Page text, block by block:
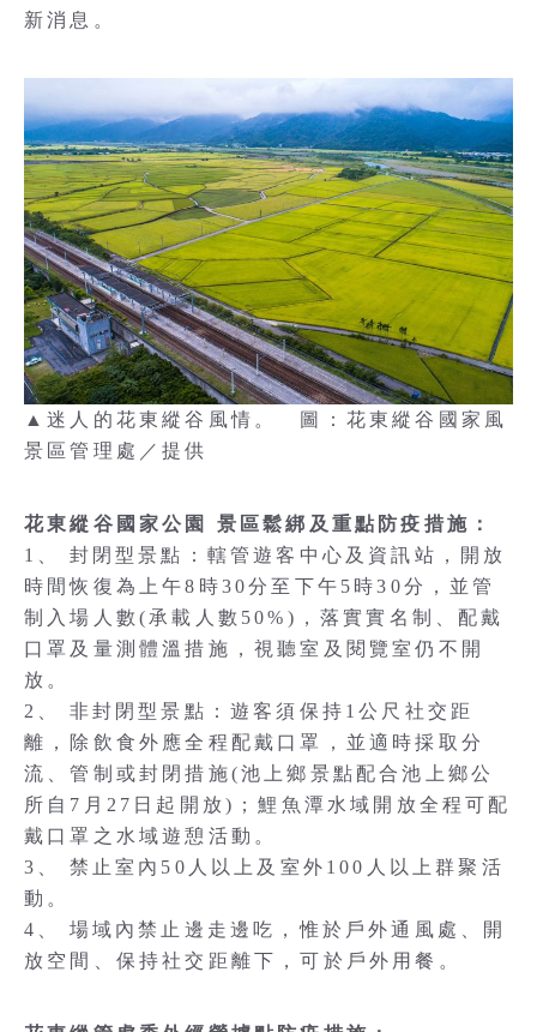
新消息。
▲迷人的花東縱谷風情。 圖：花東縱谷國家風
景區管理處／提供
花東縱谷國家公園 景區鬆綁及重點防疫措施：
1、 封閉型景點：轄管遊客中心及資訊站，開放
時間恢復為上午8時30分至下午5時30分，並管
制入場人數(承載人數50%)，落實實名制、配戴
口罩及量測體溫措施，視聽室及閱覽室仍不開
放。
2、 非封閉型景點：遊客須保持1公尺社交距
離，除飲食外應全程配戴口罩，並適時採取分
流、管制或封閉措施(池上鄉景點配合池上鄉公
所自7月27日起開放)；鯉魚潭水域開放全程可配
戴口罩之水域遊憩活動。
3、 禁止室內50人以上及室外100人以上群聚活
動。
4、 場域內禁止邊走邊吃，惟於戶外通風處、開
放空間、保持社交距離下，可於戶外用餐。